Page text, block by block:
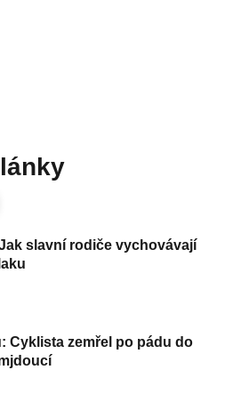
slavní rodiče vychovávají
Cyklista zemřel po pádu do